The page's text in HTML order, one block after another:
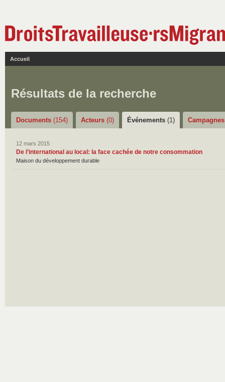
Accueil
Résultats de la recherche
Documents (154) Acteurs (0) Événements (1)
12 mars 2015
De l’international au local: la face cachée de notre consommation
Maison du développement durable